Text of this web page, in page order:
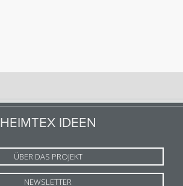
HEIMTEX IDEEN
ÜBER DAS PROJEKT
NEWSLETTER